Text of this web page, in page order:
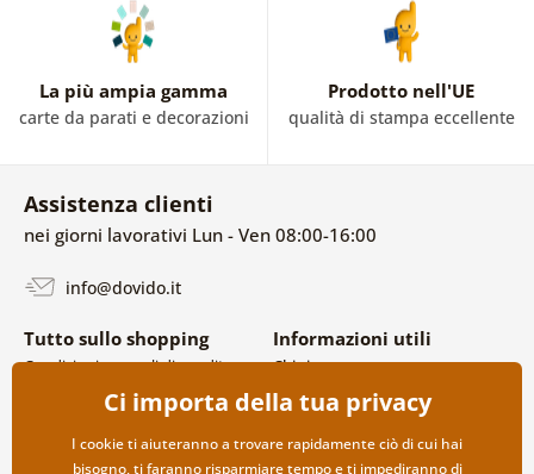
La più ampia gamma
carte da parati e decorazioni
Prodotto nell'UE
qualità di stampa eccellente
Assistenza clienti
nei giorni lavorativi Lun - Ven 08:00-16:00
info@dovido.it
Tutto sullo shopping
Condizioni generali di vendita e
Politica sulla privacy
Opzioni di spedizione e
pagamento
Informazioni utili
Chi siamo
FAQ
Contatti
Collaborazione all’ingrosso
Ci importa della tua privacy
I cookie ti aiuteranno a trovare rapidamente ciò di cui hai
bisogno, ti faranno risparmiare tempo e ti impediranno di